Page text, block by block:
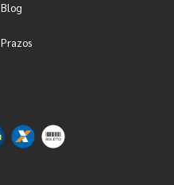
Blog
Prazos